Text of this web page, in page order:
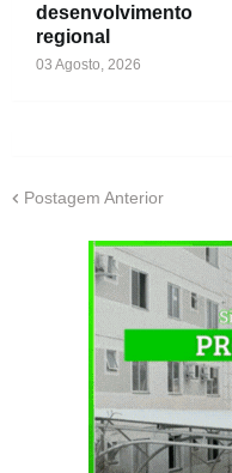
desenvolvimento
regional
03 Agosto, 2026
Postagem Anterior